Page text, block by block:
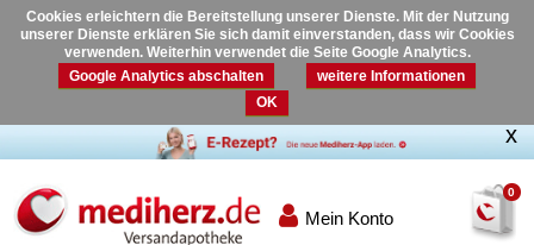
Cookies erleichtern die Bereitstellung unserer Dienste. Mit der Nutzung
unserer Dienste erklären Sie sich damit einverstanden, dass wir Cookies
verwenden. Weiterhin verwendet die Seite Google Analytics.
Google Analytics abschalten
weitere Informationen
OK
0
Mein Konto